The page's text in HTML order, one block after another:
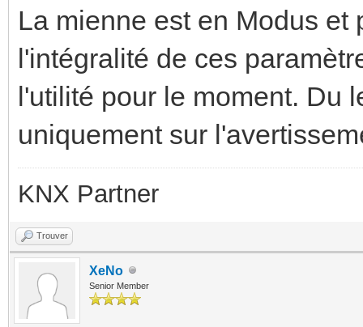
La mienne est en Modus
l'intégralité de ces
l'utilité pour le moment. Du
uniquement sur
KNX Partner
Trouver
XeNo
Senior Member